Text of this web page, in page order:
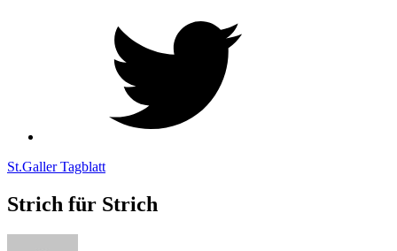
St.Galler Tagblatt
Strich für Strich